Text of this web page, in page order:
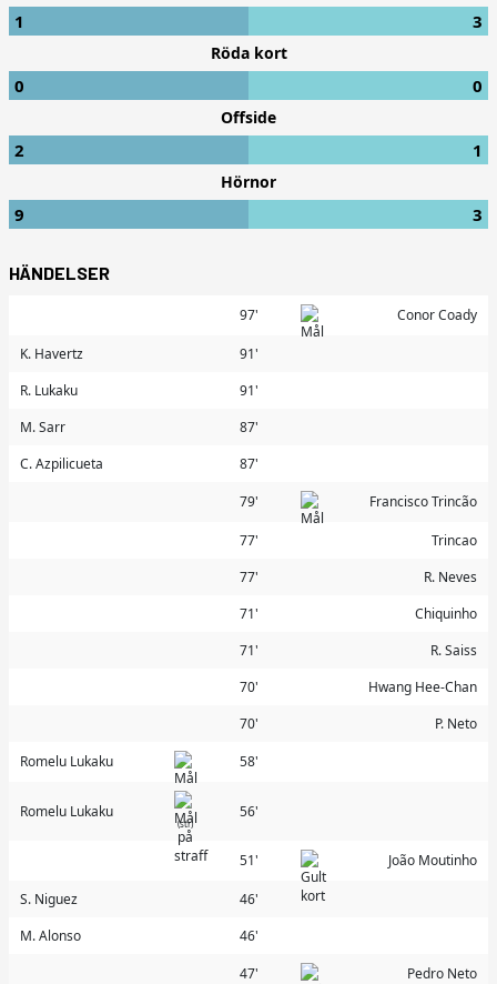
1 3
Röda kort
0 0
Offside
2 1
Hörnor
9 3
HÄNDELSER
97' Conor Coady
K. Havertz
91'
R. Lukaku
91'
M. Sarr
87'
C. Azpilicueta
87'
79'
Francisco Trincão
77'
Trincao
77'
R. Neves
71'
Chiquinho
71'
R. Saiss
70'
Hwang Hee-Chan
70'
P. Neto
Romelu Lukaku
58'
Romelu Lukaku
(str)
56'
51' João Moutinho
S. Niguez
46'
M. Alonso
46'
47'
Pedro Neto